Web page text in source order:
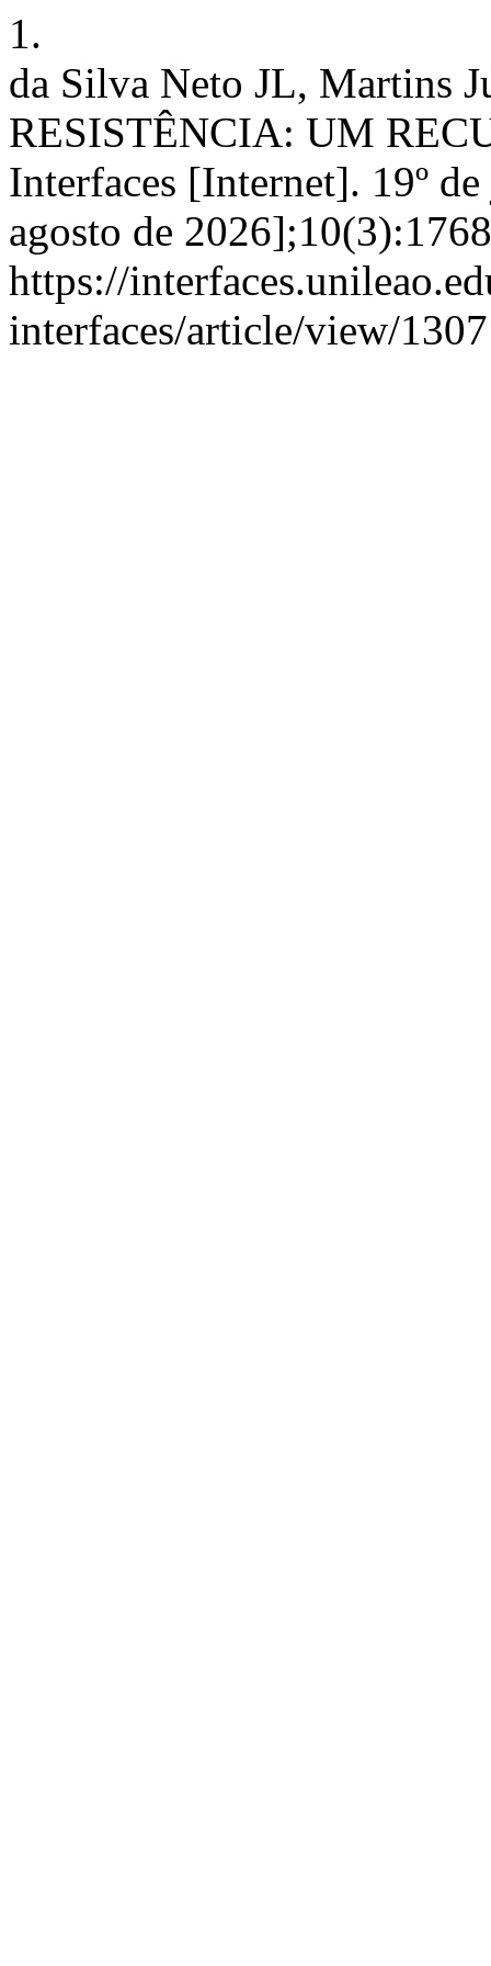
1.
da Silva Neto JL, Martins
RESISTÊNCIA: UM
Interfaces [Internet]. 19º
agosto de
https://
interfaces/article/view/1307